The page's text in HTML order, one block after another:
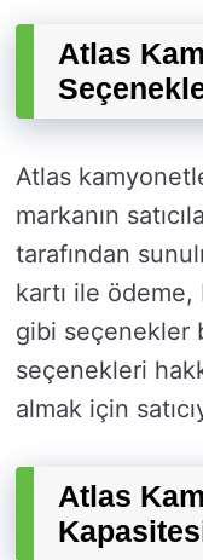
Atlas
Atlas
markanın
tarafından
kartı ile
gibi seçenekler
seçenekleri
almak için
Atlas